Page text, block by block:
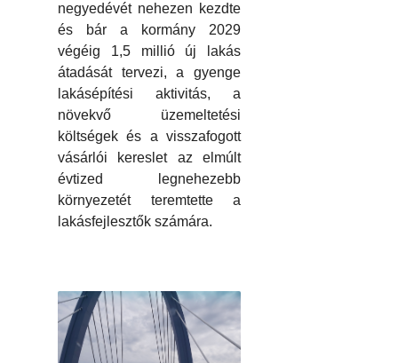
negyedévét nehezen kezdte
és bár a kormány 2029
végéig 1,5 millió új lakás
átadását tervezi, a gyenge
lakásépítési aktivitás, a
növekvő üzemeltetési
költségek és a visszafogott
vásárlói kereslet az elmúlt
évtized legnehezebb
környezetét teremtette a
lakásfejlesztők számára.